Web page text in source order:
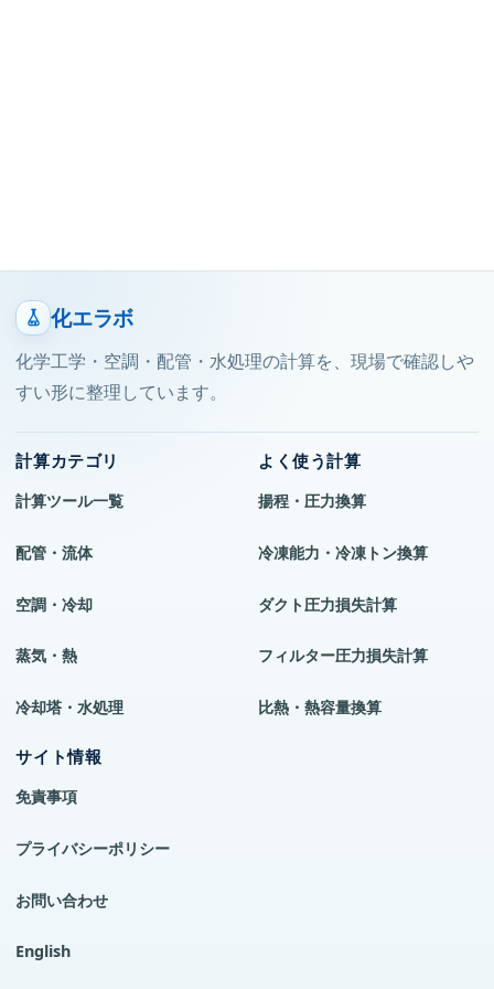
化エラボ
化学工学・空調・配管・水処理の計算を、現場で確認しや
すい形に整理しています。
計算カテゴリ
計算ツール一覧
配管・流体
空調・冷却
蒸気・熱
冷却塔・水処理
よく使う計算
揚程・圧力換算
冷凍能力・冷凍トン換算
ダクト圧力損失計算
フィルター圧力損失計算
比熱・熱容量換算
サイト情報
免責事項
プライバシーポリシー
お問い合わせ
English